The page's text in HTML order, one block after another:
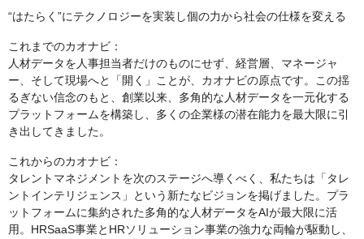
“はたらく”にテクノロジーを実装し個の力から社会の仕様を変える
これまでのカオナビ：
人材データを人事担当者だけのものにせず、経営層、マネージャ
ー、そして現場へと「開く」ことが、カオナビの原点です。この揺
るぎない信念のもと、創業以来、多角的な人材データを一元化する
プラットフォームを構築し、多くの企業様の潜在能力を最大限に引
き出してきました。
これからのカオナビ：
タレントマネジメントを次のステージへ導くべく、私たちは「タレ
ントインテリジェンス」という新たなビジョンを掲げました。プラ
ットフォームに集約された多角的な人材データをAIが最大限に活
用。HRSaaS事業とHRソリューション事業の強力な両輪が駆動し、